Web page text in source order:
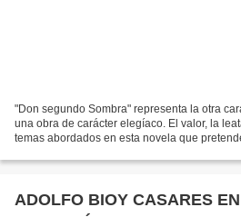
"Don segundo Sombra" representa la otra
una obra de carácter elegíaco. El valor, la
temas abordados en esta novela que
ADOLFO BIOY CASARES